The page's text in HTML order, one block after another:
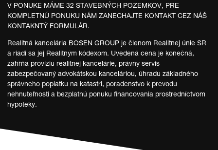
V PONUKE MÁME 32 STAVEBNÝCH POZEMKOV, PRE
KOMPLETNÚ PONUKU NÁM ZANECHAJTE KONTAKT CEZ NÁŠ
KONTAKNTÝ FORMULÁR.
Realitná kancelária BOSEN GROUP je členom Realitnej únie SR
a riadi sa jej Realitným kódexom. Uvedená cena je konečná,
zahŕňa províziu realitnej kancelárie, právny servis
zabezpečovaný advokátskou kanceláriou, úhradu základného
správneho poplatku na katastri, poradenstvo k prevodu
nehnuteľnosti a bezplatnú ponuku financovania prostredníctvom
hypotéky.